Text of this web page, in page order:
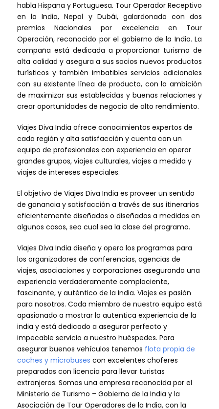
habla Hispana y Portuguesa. Tour Operador Receptivo
en la India, Nepal y Dubái, galardonado con dos
premios Nacionales por excelencia en Tour
Operación, reconocido por el gobierno de la India. La
compaña está dedicada a proporcionar turismo de
alta calidad y asegura a sus socios nuevos productos
turísticos y también imbatibles servicios adicionales
con su existente línea de producto, con la ambición
de maximizar sus establecidas y buenas relaciones y
crear oportunidades de negocio de alto rendimiento.
Viajes Diva India ofrece conocimientos expertos de
cada región y alta satisfacción y cuenta con un
equipo de profesionales con experiencia en operar
grandes grupos, viajes culturales, viajes a medida y
viajes de intereses especiales.
El objetivo de Viajes Diva India es proveer un sentido
de ganancia y satisfacción a través de sus itinerarios
eficientemente diseñados o diseñados a medidas en
algunos casos, sea cual sea la clase del programa.
Viajes Diva India diseña y opera los programas para
los organizadores de conferencias, agencias de
viajes, asociaciones y corporaciones asegurando una
experiencia verdaderamente complaciente,
fascinante, y auténtico de la India. Viajes es pasión
para nosotros. Cada miembro de nuestro equipo está
apasionado a mostrar la autentica experiencia de la
india y está dedicado a asegurar perfecto y
impecable servicio a nuestro huéspedes. Para
asegurar buenos vehículos tenemos flota propia de
coches y microbuses con excelentes choferes
preparados con licencia para llevar turistas
extranjeros. Somos una empresa reconocida por el
Ministerio de Turismo – Gobierno de la India y la
Asociación de Tour Operadores de la India, con la